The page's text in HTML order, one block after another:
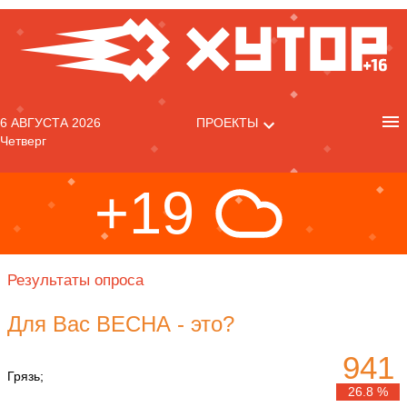
6 АВГУСТА 2026
Четверг
ПРОЕКТЫ
+19
Результаты опроса
Для Вас ВЕСНА - это?
Грязь; 941
26.8 %